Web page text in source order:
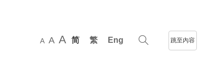
A A A 简 繁 Eng 跳至內容